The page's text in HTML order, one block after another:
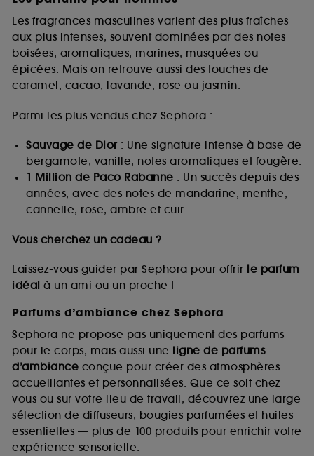
Les fragrances masculines varient des plus fraîches
aux plus intenses, souvent dominées par des notes
boisées, aromatiques, marines, musquées ou
épicées. Mais on retrouve aussi des touches de
caramel, cacao, lavande, rose ou jasmin.
Parmi les plus vendus chez Sephora :
Sauvage de Dior: Une signature intense à base de
bergamote, vanille, notes aromatiques et fougère.
1 Million de Paco Rabanne : Un succès depuis des
années, avec des notes de mandarine, menthe,
cannelle, rose, ambre et cuir.
Vous cherchez un cadeau ?
Laissez-vous guider par Sephora pour offrir le parfum
idéal à un ami ou un proche !
Parfums d’ambiance chez Sephora
Sephora ne propose pas uniquement des parfums
pour le corps, mais aussi une ligne de parfums
d’ambiance conçue pour créer des atmosphères
accueillantes et personnalisées. Que ce soit chez
vous ou sur votre lieu de travail, découvrez une large
sélection de diffuseurs, bougies parfumées et huiles
essentielles — plus de 100 produits pour enrichir votre
expérience sensorielle.